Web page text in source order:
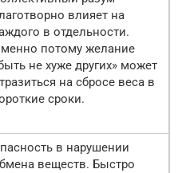
влияет на
в отдельности.
потому желание
не хуже других» может
на сбросе веса в
сроки.
в нарушении
веществ. Быстро